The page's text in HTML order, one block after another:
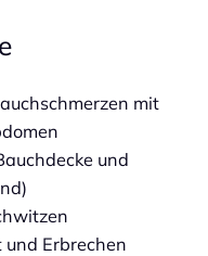
mit
und
Erbrechen